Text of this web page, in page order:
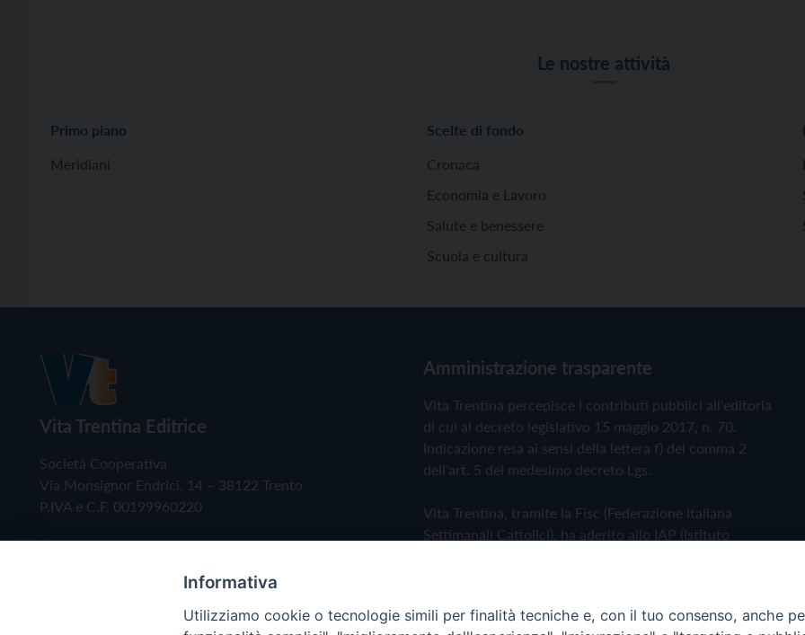
Le nostre attività
Primo piano
Meridiani
Scelte di fondo
Cronaca
Economia e Lavoro
Salute e benessere
Scuola e cultura
Vita Trentina Editrice
Società Cooperativa
Via Monsignor Endrici, 14 – 38122 Trento
P.IVA e C.F. 00199960220
Amministrazione trasparente
Vita Trentina percepisce i contributi pubblici all'editoria
di cui al decreto legislativo 15 maggio 2017, n. 70.
Indicazione resa ai sensi della lettera f) del comma 2
dell'art. 5 del medesimo decreto Lgs.
Vita Trentina, tramite la Fisc (Federazione Italiana
Settimanali Cattolici), ha aderito allo IAP (Istituto
Privacy Policy Cookie Policy
Informativa
Utilizziamo cookie o tecnologie simili per finalità tecniche e, con il tuo consenso, anche